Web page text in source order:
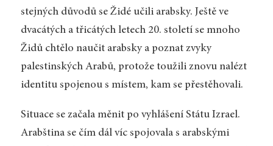
stejných důvodů se Židé učili arabsky. Ještě ve
dvacátých a třicátých letech 20. století se mnoho
Židů chtělo naučit arabsky a poznat zvyky
palestinských Arabů, protože toužili znovu nalézt
identitu spojenou s místem, kam se přestěhovali.
Situace se začala měnit po vyhlášení Státu Izrael.
Arabština se čím dál víc spojovala s arabskými